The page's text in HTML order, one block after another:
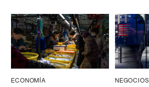
ECONOMÍA NEGOCIOS